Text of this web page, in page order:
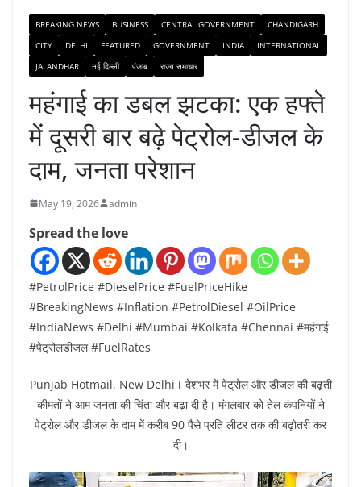
BREAKING NEWS BUSINESS CENTRAL GOVERNMENT
CHANDIGARH
CITY
DELHI FEATURED GOVERNMENT INDIA
INTERNATIONAL
JALANDHAR
नई दिल्ली पंजाब राज्य समाचार
महंगाई का डबल झटका: एक हफ्ते
में दूसरी बार बढ़े पेट्रोल-डीजल के
दाम, जनता परेशान
May 19, 2026 admin
Spread the love
#PetrolPrice #DieselPrice #FuelPriceHike
#BreakingNews #Inflation #PetrolDiesel #OilPrice
#IndiaNews #Delhi #Mumbai #Kolkata #Chennai #महंगाई
#पेट्रोलडीजल #FuelRates
Punjab Hotmail, New Delhi। देशभर में पेट्रोल और डीजल की बढ़ती
कीमतों ने आम जनता की चिंता और बढ़ा दी है। मंगलवार को तेल कंपनियों ने
पेट्रोल और डीजल के दाम में करीब 90 पैसे प्रति लीटर तक की बढ़ोतरी कर
दी।